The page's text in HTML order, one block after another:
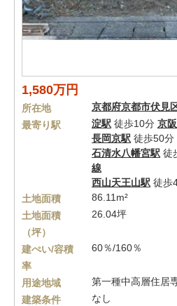
1,580万円
所在地 京都府京都市伏見
最寄り駅
淀駅 徒歩10分 京
長岡京駅 徒歩50分
石清水八幡宮駅 徒
線
西山天王山駅 徒歩
土地面積
86.11m²
土地面積
（坪）
26.04坪
建ぺい/容積
率
60％/160％
用途地域
第一種中高層住居
建築条件
なし